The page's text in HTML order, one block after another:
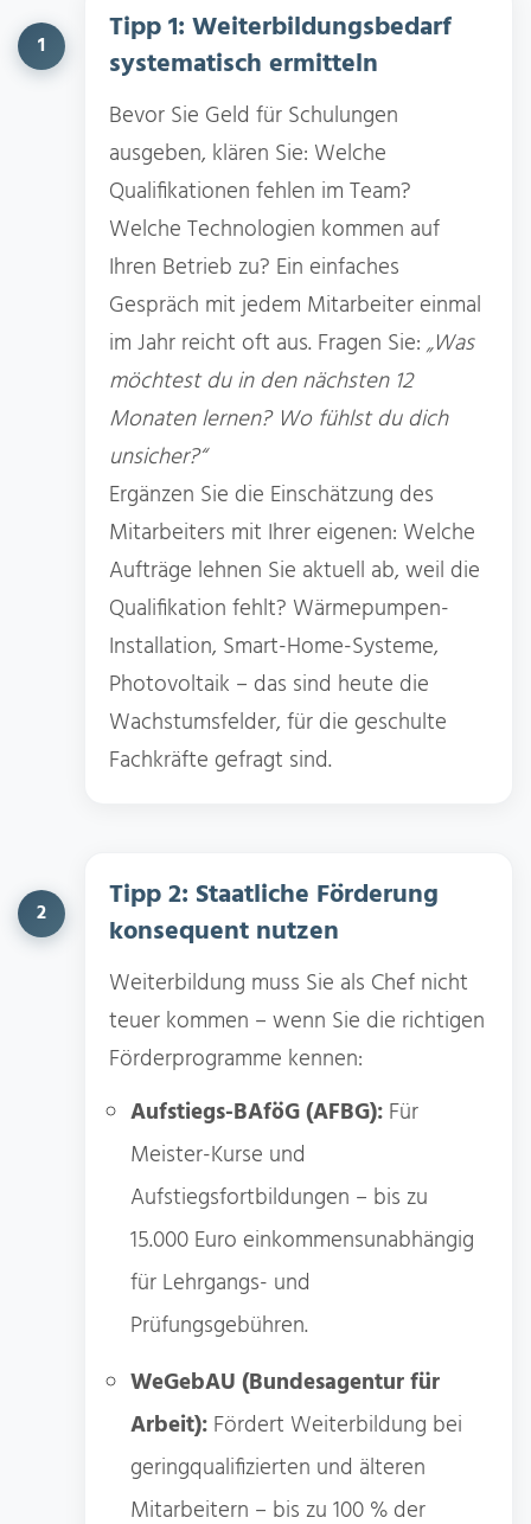
1
Tipp 1: Weiterbildungsbedarf
systematisch ermitteln
Bevor Sie Geld für Schulungen
ausgeben, klären Sie: Welche
Qualifikationen fehlen im Team?
Welche Technologien kommen auf
Ihren Betrieb zu? Ein einfaches
Gespräch mit jedem Mitarbeiter einmal
im Jahr reicht oft aus. Fragen Sie: „Was
möchtest du in den nächsten 12
Monaten lernen? Wo fühlst du dich
unsicher?“
Ergänzen Sie die Einschätzung des
Mitarbeiters mit Ihrer eigenen: Welche
Aufträge lehnen Sie aktuell ab, weil die
Qualifikation fehlt? Wärmepumpen-
Installation, Smart-Home-Systeme,
Photovoltaik – das sind heute die
Wachstumsfelder, für die geschulte
Fachkräfte gefragt sind.
2
Tipp 2: Staatliche Förderung
konsequent nutzen
Weiterbildung muss Sie als Chef nicht
teuer kommen – wenn Sie die richtigen
Förderprogramme kennen:
Aufstiegs-BAföG (AFBG): Für
Meister-Kurse und
Aufstiegsfortbildungen – bis zu
15.000 Euro einkommensunabhängig
für Lehrgangs- und
Prüfungsgebühren.
WeGebAU (Bundesagentur für
Arbeit): Fördert Weiterbildung bei
geringqualifizierten und älteren
Mitarbeitern – bis zu 100 % der